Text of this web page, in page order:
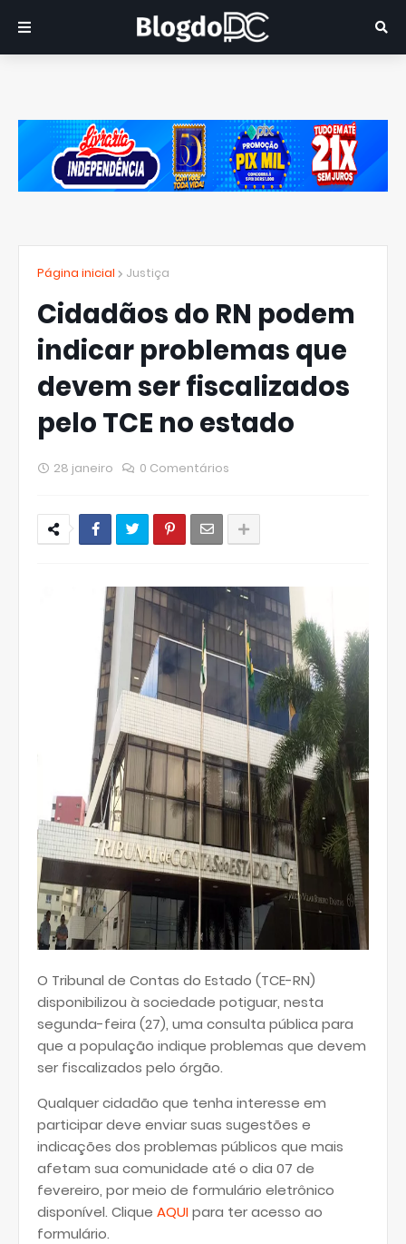
Página inicial Justiça
Cidadãos do RN podem
indicar problemas que
devem ser fiscalizados
pelo TCE no estado
28 janeiro 0 Comentários
O Tribunal de Contas do Estado (TCE-RN)
disponibilizou à sociedade potiguar, nesta
segunda-feira (27), uma consulta pública para
que a população indique problemas que devem
ser fiscalizados pelo órgão.
Qualquer cidadão que tenha interesse em
participar deve enviar suas sugestões e
indicações dos problemas públicos que mais
afetam sua comunidade até o dia 07 de
fevereiro, por meio de formulário eletrônico
disponível. Clique AQUIpara ter acesso ao
formulário.